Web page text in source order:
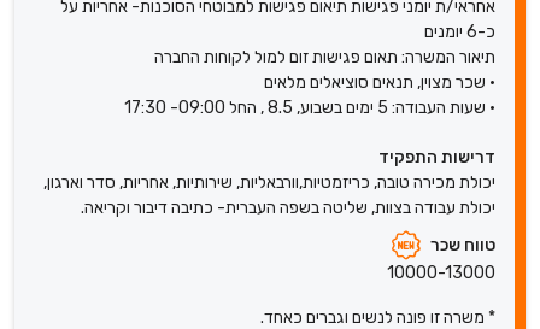
אחראי/ת יומני פגישות תיאום פגישות למבוטחי הסוכנות- אחריות על
כ-6 יומנים
תיאור המשרה: תאום פגישות זום למול לקוחות החברה
• שכר מצוין, תנאים סוציאלים מלאים
• שעות העבודה: 5 ימים בשבוע, 8.5 , החל 09:00- 17:30
דרישות התפקיד
יכולת מכירה טובה, כריזמטיות,וורבאליות, שירותיות, אחריות, סדר וארגון,
יכולת עבודה בצוות, שליטה בשפה העברית- כתיבה דיבור וקריאה.
טווח שכר
10000-13000
* משרה זו פונה לנשים וגברים כאחד.